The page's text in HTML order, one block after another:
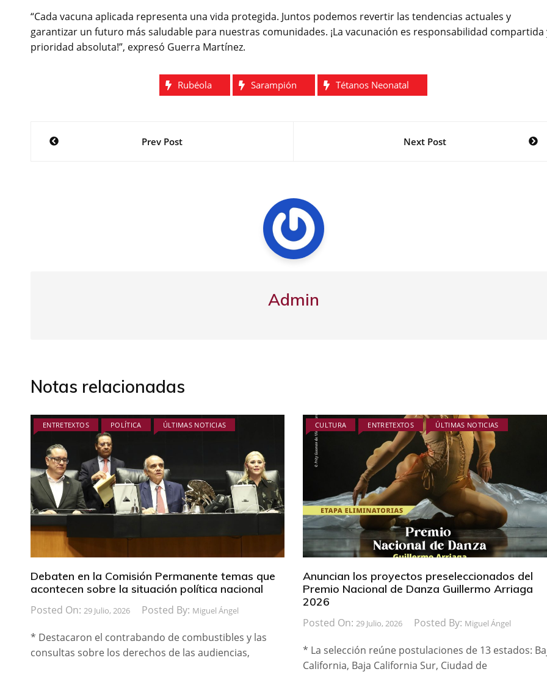
“Cada vacuna aplicada representa una vida protegida. Juntos podemos revertir las tendencias actuales y
garantizar un futuro más saludable para nuestras comunidades. ¡La vacunación es responsabilidad compartida
prioridad absoluta!”, expresó Guerra Martínez.
Rubéola Sarampión Tétanos Neonatal
NavegaciónPrev Post Next Post
Admin
Notas relacionadas
ENTRETEXTOS POLÍTICA ÚLTIMAS NOTICIAS
Debaten en la Comisión Permanente temas que
acontecen sobre la situación política nacional
Posted On: 29 Julio, 2026 Posted By: Miguel Ángel
* Destacaron el contrabando de combustibles y las
consultas sobre los derechos de las audiencias,
CULTURA ENTRETEXTOS ÚLTIMAS NOTICIAS
Anuncian los proyectos preseleccionados del
Premio Nacional de Danza Guillermo Arriaga
2026
Posted On: 29 Julio, 2026 Posted By: Miguel Ángel
* La selección reúne postulaciones de 13 estados:
California, Baja California Sur, Ciudad de